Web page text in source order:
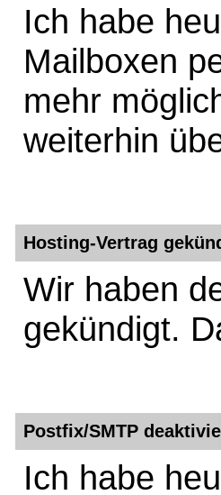
Ich habe
Mailboxen
mehr
weiterhin
Hosting-Vertrag
Wir haben
gekündigt.
Postfix/SMTP
Ich habe